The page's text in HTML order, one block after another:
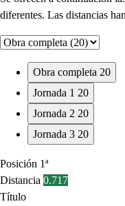
diferentes. Las distancias
Obra completa 20
Jornada 1 20
Jornada 2 20
Jornada 3 20
Posición 1ª
Distancia 0.717
Título